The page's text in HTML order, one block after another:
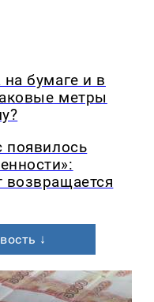
бумаге и в
метры
появилось
возвращается
↓